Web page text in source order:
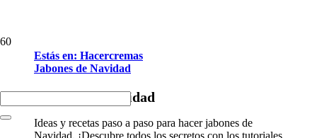
Estás en: Hacercremas
Jabones de Navidad
Jabones de Navidad
Ideas y recetas paso a paso para hacer jabones de
Navidad. ¡Descubre todos los secretos con los tutoriales